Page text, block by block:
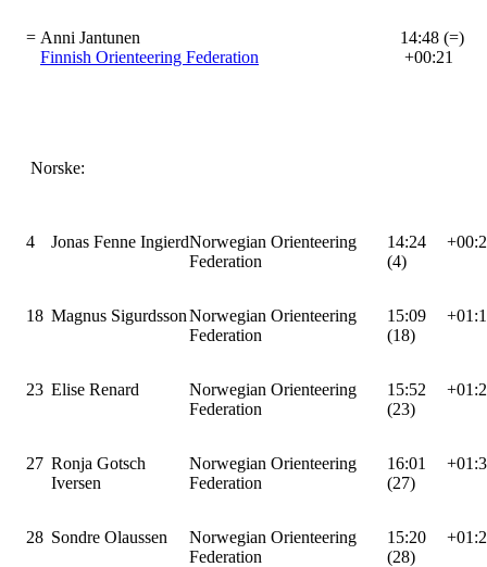
= Anni Jantunen
Finnish Orienteering Federation
14:48 (=)
+00:21
Norske:
4 Jonas Fenne IngierdNorwegian Orienteering
Federation
14:24
(4)
18 Magnus SigurdssonNorwegian Orienteering
Federation
15:09
(18)
23 Elise Renard
Norwegian Orienteering
Federation
15:52
(23)
27 Ronja Gotsch
Iversen
Norwegian Orienteering
Federation
16:01
(27)
28 Sondre Olaussen
Norwegian Orienteering
Federation
15:20
(28)